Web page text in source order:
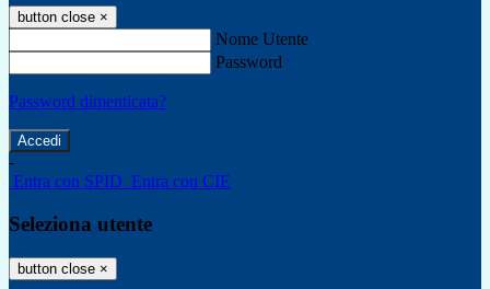
button close ×
Nome Utente
Password
Password dimenticata?
-
Entra con SPID Entra con CIE
Seleziona utente
button close ×